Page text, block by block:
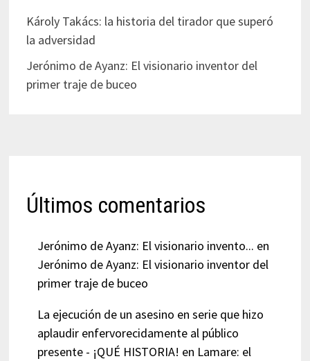
Károly Takács: la historia del tirador que superó
la adversidad
Jerónimo de Ayanz: El visionario inventor del
primer traje de buceo
Últimos comentarios
Jerónimo de Ayanz: El visionario invento... en
Jerónimo de Ayanz: El visionario inventor del
primer traje de buceo
La ejecución de un asesino en serie que hizo
aplaudir enfervorecidamente al público
presente - ¡QUÉ HISTORIA! en Lamare: el